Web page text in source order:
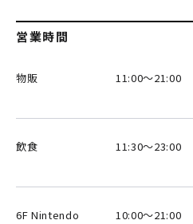
営業時間
物販 11:00～21:00
飲食 11:30～23:00
6F Nintendo
10:00～21:00